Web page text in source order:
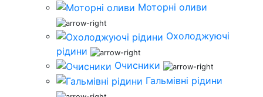
Моторні оливи
Охолоджуючі
рідини
Очисники
Гальмівні рідини